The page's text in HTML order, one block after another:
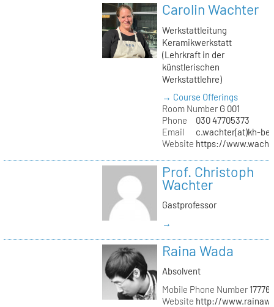
Carolin Wachter
Werkstattleitung
Keramikwerkstatt
(Lehrkraft in der
künstlerischen
Werkstattlehre)
→ Course Offerings
Room NumberG 001
Phone
030 47705373
Email
c.wachter(at)kh-
Website https://
Prof. Christoph
Wachter
Gastprofessor
→
Raina Wada
Absolvent
Mobile Phone Number
Website http://